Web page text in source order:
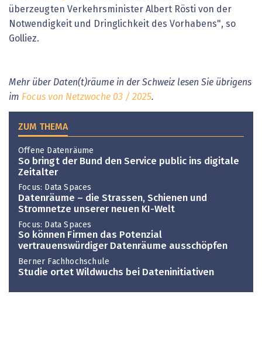
überzeugten Verkehrsminister Albert Rösti von der
Notwendigkeit und Dringlichkeit des Vorhabens", so
Golliez.
Mehr über Daten(t)räume in der Schweiz lesen Sie übrigens
im Focus von Netzwoche 03 / 2025.
ZUM THEMA
Offene Datenräume
So bringt der Bund den Service public ins digitale
Zeitalter
Focus: Data Spaces
Datenräume – die Strassen, Schienen und
Stromnetze unserer neuen KI-Welt
Focus: Data Spaces
So können Firmen das Potenzial
vertrauenswürdiger Datenräume ausschöpfen
Berner Fachhochschule
Studie ortet Wildwuchs bei Dateninitiativen